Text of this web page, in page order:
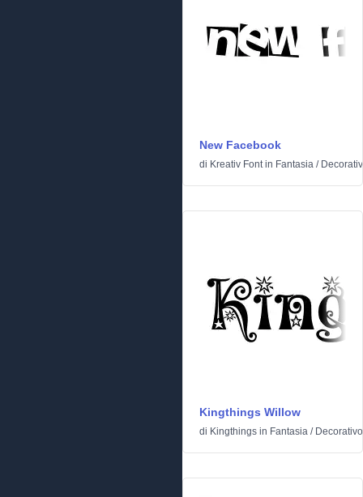
New Facebook
di Kreativ Fontin Fantasia /
Kingthings Willow
di Kingthings in Fantasia / Decorativo